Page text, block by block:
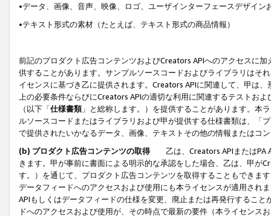
•データ、画像、音声、映像、ロゴ、ユーザインターフェースデザイ
•テキスト形式の素材（たとえば、テキスト形式の商品情報）
前記のプロダクト広告コンテンツおよびCreators APIへのアクセスに
供することがあります。サンプルソースコードおよびライブラリはそ
イセンスに基づき乙に提供されます。Creators APIに関連して、甲は
上の必要条件ならびにCreators APIの適切な利用に関連するテストお
（以下「仕様書類」と総称します。）を提供することがあります。本
ルソースコードまたはライブラリおよび甲が提供する仕様書類は、「
で提供されたいかなるデータ、画像、テキストその他の情報またはコ
(b) プロダクト広告コンテンツの取得
乙は、Creators APIまたはPA
きます。甲が事前に書面による明示的な承認をした場合、乙は、甲が
す。）を通じて、プロダクト広告コンテンツを取得することもできま
データフィードへのアクセスおよび使用にも本ライセンスが適用され
APIもしくはデータフィードの仕様を変更、廃止または再発行するこ
ドへのアクセスおよび使用が、その時点で最新の要件（本ライセン